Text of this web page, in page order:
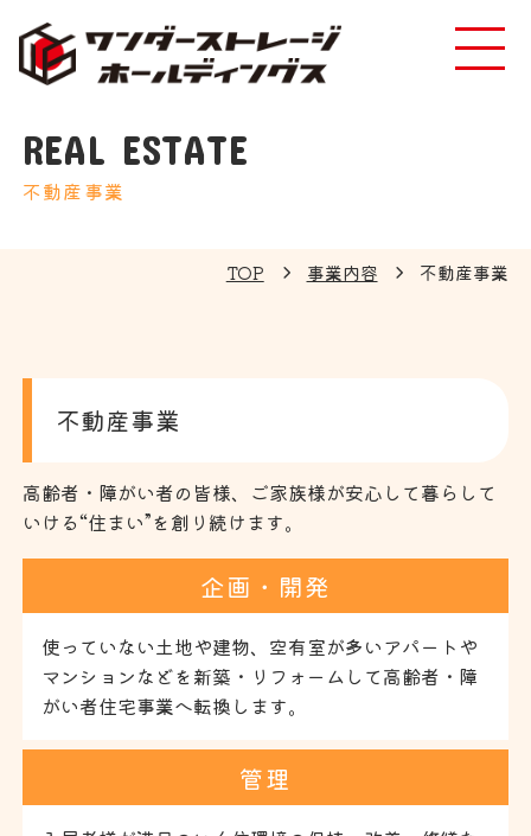
REAL ESTATE
不動産事業
TOP 事業内容 不動産事業
不動産事業
高齢者・障がい者の皆様、ご家族様が安心して暮らして
いける“住まい”を創り続けます。
企画・開発
使っていない土地や建物、空有室が多いアパートや
マンションなどを新築・リフォームして高齢者・障
がい者住宅事業へ転換します。
管理